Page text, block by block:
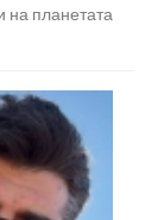
планетата